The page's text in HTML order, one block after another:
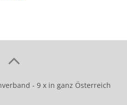
- 9 x in ganz Österreich